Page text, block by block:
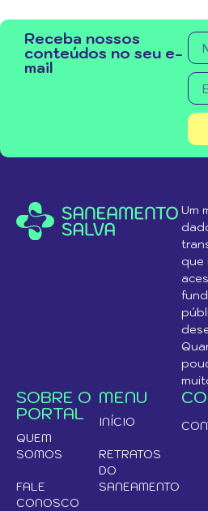
Receba nossos
conteúdos no seu e-
mail
Um
que
SOBRE O
PORTAL
QUEM
SOMOS
FALE
CONOSCO
MENU
INÍCIO
RETRATOS
DO
SANEAMENTO